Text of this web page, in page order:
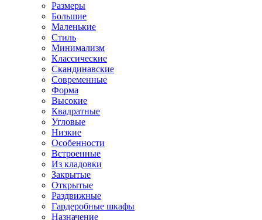
Размеры
Большие
Маленькие
Стиль
Минимализм
Классические
Скандинавские
Современные
Форма
Высокие
Квадратные
Угловые
Низкие
Особенности
Встроенные
Из кладовки
Закрытые
Открытые
Раздвижные
Гардеробные шкафы
Назначение